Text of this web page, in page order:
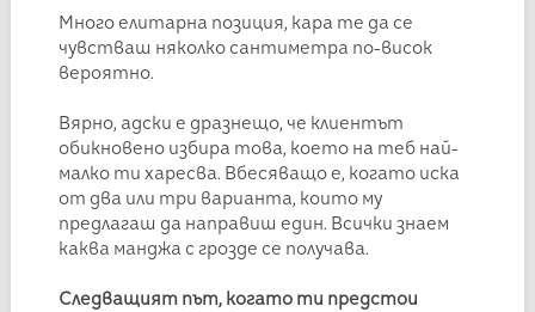
Много елитарна позиция, кара те да се
чувстваш няколко сантиметра по-висок
вероятно.
Вярно, адски е дразнещо, че клиентът
обикновено избира това, което на теб най-
малко ти харесва. Вбесяващо е, когато иска
от два или три варианта, които му
предлагаш да направиш един. Всички знаем
каква манджа с грозде се получава.
Следващият път, когато ти предстои